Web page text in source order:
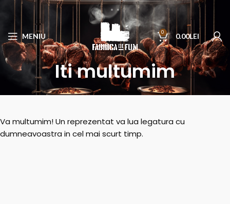
MENIU 0 0.00LEI
Iti multumim
Va multumim! Un reprezentat va lua legatura cu
dumneavoastra in cel mai scurt timp.